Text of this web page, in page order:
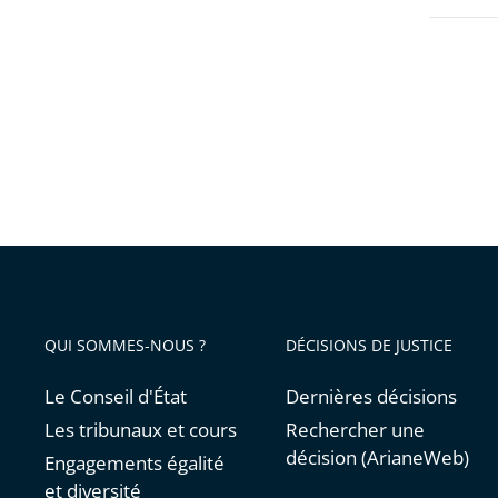
QUI SOMMES-NOUS ?
Le Conseil d'État
Les tribunaux et cours
Engagements égalité
et diversité
DÉCISIONS DE JUSTICE
Dernières décisions
Rechercher une
décision (ArianeWeb)